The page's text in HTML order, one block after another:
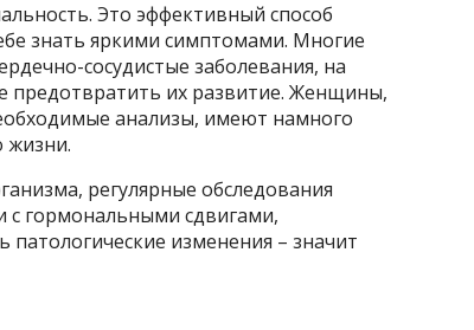
Это эффективный способ
знать яркими симптомами. Многие
сосудистые заболевания, на
предотвратить их развитие. Женщины,
анализы, имеют намного
жизни.
регулярные обследования
с гормональными сдвигами,
изменения – значит